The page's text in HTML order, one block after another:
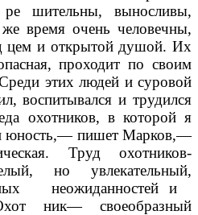
шительны, выносливы,
время очень человечны,
цем и открытой душой. Их
проходит по своим
этих людей и суровой
воспитывался и трудился
охотников, в которой я
юность,— пишет Марков,—
Труд охотников-
но увлекательный,
ных неожиданностей и
ник— своеобразный